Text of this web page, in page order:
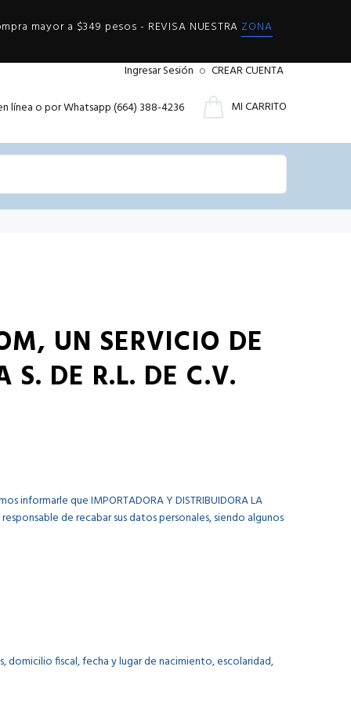
mayor a $349 pesos - REVISA NUESTRA ZONA
Ingresar Sesión o CREAR CUENTA
línea o por Whatsapp (664) 388-4236 MI CARRITO
UN SERVICIO DE
S. DE R.L. DE C.V.
informarle que IMPORTADORA Y DISTRIBUIDORA LA
responsable de recabar sus datos personales, siendo algunos
fiscal, fecha y lugar de nacimiento, escolaridad,